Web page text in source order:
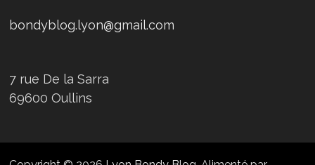
bondyblog.lyon@gmail.com
7 rue De la Sarra
69600 Oullins